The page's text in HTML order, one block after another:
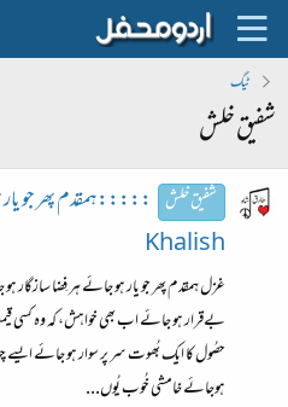
ٹیگ
شفیق خلش
شفیق خلش
Khalish
غزل ہمقدم پھر جو یار ہو جائے ہر فِضا
بےقرار ہو جائے اب بھی خواہش، کہ وہ کسی
حصُول کا ایک بُھوت سر پر سوار ہو جائے ایسے
ہوجائے خامشی خُوب یُوں...